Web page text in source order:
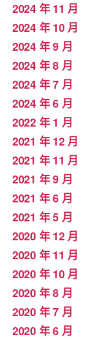
2024 年 11 月
2024 年 10 月
2024 年 9 月
2024 年 8 月
2024 年 7 月
2024 年 6 月
2022 年 1 月
2021 年 12 月
2021 年 11 月
2021 年 9 月
2021 年 6 月
2021 年 5 月
2020 年 12 月
2020 年 11 月
2020 年 10 月
2020 年 8 月
2020 年 7 月
2020 年 6 月